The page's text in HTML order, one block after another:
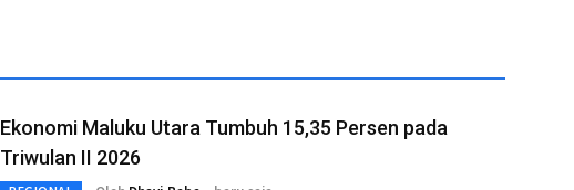
Ekonomi Maluku Utara Tumbuh 15,35 Persen pada
Triwulan II 2026